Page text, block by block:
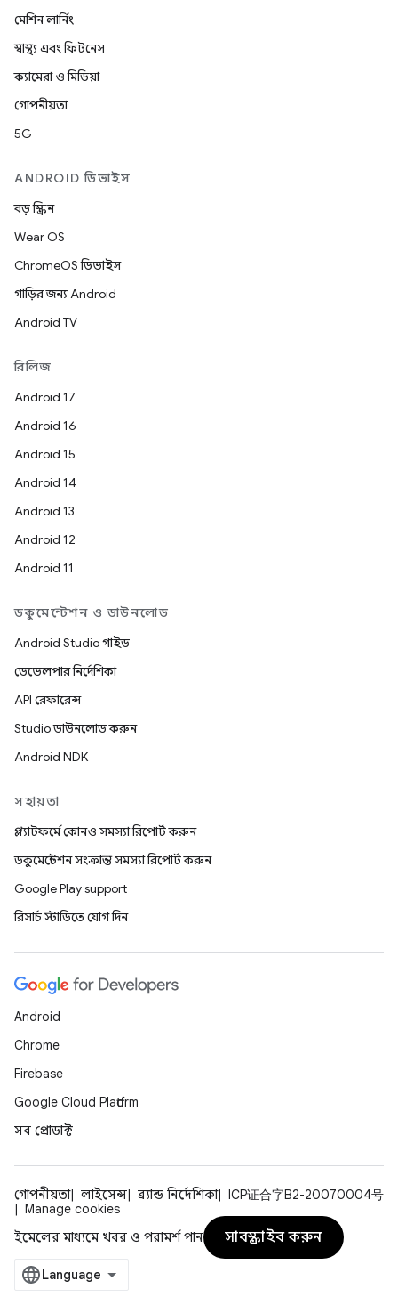
মেশিন লার্নিং
স্বাস্থ্য এবং ফিটনেস
ক্যামেরা ও মিডিয়া
গোপনীয়তা
5G
ANDROID ডিভাইস
বড় স্ক্রিন
Wear OS
ChromeOS ডিভাইস
গাড়ির জন্য Android
Android TV
রিলিজ
Android 17
Android 16
Android 15
Android 14
Android 13
Android 12
Android 11
ডকুমেন্টেশন ও ডাউনলোড
Android Studio গাইড
ডেভেলপার নির্দেশিকা
API রেফারেন্স
Studio ডাউনলোড করুন
Android NDK
সহায়তা
প্ল্যাটফর্মে কোনও সমস্যা রিপোর্ট করুন
ডকুমেন্টেশন সংক্রান্ত সমস্যা রিপোর্ট করুন
Google Play support
রিসার্চ স্টাডিতে যোগ দিন
Android
Chrome
Firebase
Google Cloud Platform
সব প্রোডাক্ট
গোপনীয়তা লাইসেন্স ব্র্যান্ড নির্দেশিকা
ICP证合字B2-20070004号
Manage cookies
ইমেলের মাধ্যমে খবর ও পরামর্শ পান
সাবস্ক্রাইব করুন